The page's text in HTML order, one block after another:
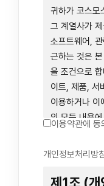
귀하가 코스모
그 계열사가
소프트웨어,
근하는 것은
을 조건으로
이트, 제품, 서
이용하거나 이
의 모든 내용
귀하가 본 이
련 장비 등을
이용약관에 동
개인정보처리방
제1조 (개